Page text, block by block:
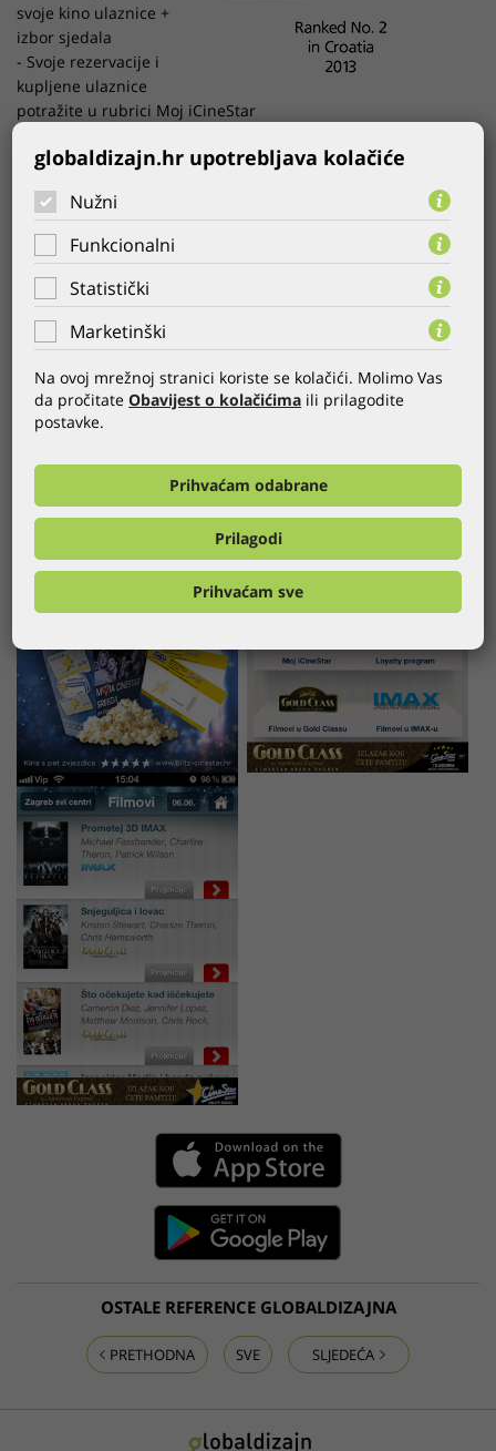
svoje kino ulaznice +
izbor sjedala
- Svoje rezervacije i
kupljene ulaznice
potražite u rubrici Moj iCineStar
- Gledajte filmske trailere i fotografije
email-om
- Raspored IMAX filmova
- Nadoplatite Stars Club 2X Bonus karticu sigurno i
jednostavno
- Barkod kupljene ulaznice na ekranu pametnog telefona, bez
printanja
- Zatražite kod za Moju CineStar srijedu
- Informirajte se o Loyalty programu
OSTALE REFERENCE GLOBALDIZAJNA
PRETHODNA SVE SLJEDEĆA
globaldizajn.hr upotrebljava kolačiće
Nužni
Funkcionalni
Statistički
Marketinški
Na ovoj mrežnoj stranici koriste se kolačići. Molimo Vas
da pročitateObavijest o kolačićima ili prilagodite
postavke.
Prihvaćam odabrane
Prilagodi
Prihvaćam sve